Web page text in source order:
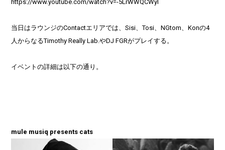
https://www.youtube.com/watch?v=-5LrWWQCWyI
当日はラウンジのContactエリアでは、Sisi、Tosi、NGtom、Konの4
人からなるTimothy Really Lab.やDJ FGRがプレイする。
イベントの詳細は以下の通り。
mule musiq presents cats